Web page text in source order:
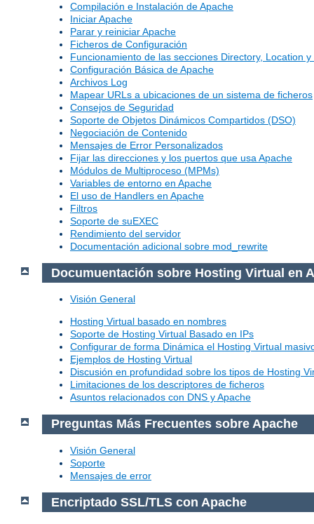
Compilación e Instalación de Apache
Iniciar Apache
Parar y reiniciar Apache
Ficheros de Configuración
Funcionamiento de las secciones Directory, Location y
Configuración Básica de Apache
Archivos Log
Mapear URLs a ubicaciones de un sistema de ficheros
Consejos de Seguridad
Soporte de Objetos Dinámicos Compartidos (DSO)
Negociación de Contenido
Mensajes de Error Personalizados
Fijar las direcciones y los puertos que usa Apache
Módulos de Multiproceso (MPMs)
Variables de entorno en Apache
El uso de Handlers en Apache
Filtros
Soporte de suEXEC
Rendimiento del servidor
Documentación adicional sobre mod_rewrite
Documuentación sobre Hosting Virtual en
Visión General
Hosting Virtual basado en nombres
Soporte de Hosting Virtual Basado en IPs
Configurar de forma Dinámica el Hosting Virtual
Ejemplos de Hosting Virtual
Discusión en profundidad sobre los tipos de Hosting
Limitaciones de los descriptores de ficheros
Asuntos relacionados con DNS y Apache
Preguntas Más Frecuentes sobre Apache
Visión General
Soporte
Mensajes de error
Encriptado SSL/TLS con Apache